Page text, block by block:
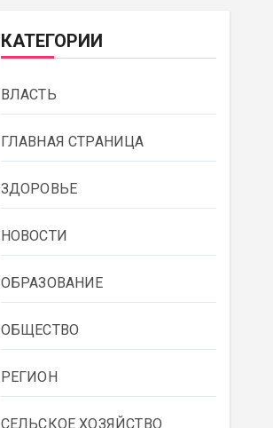
КАТЕГОРИИ
ВЛАСТЬ
ГЛАВНАЯ СТРАНИЦА
ЗДОРОВЬЕ
НОВОСТИ
ОБРАЗОВАНИЕ
ОБЩЕСТВО
РЕГИОН
СЕЛЬСКОЕ ХОЗЯЙСТВО